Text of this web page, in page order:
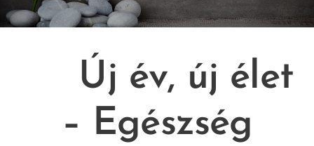
Új év, új élet
– Egészség